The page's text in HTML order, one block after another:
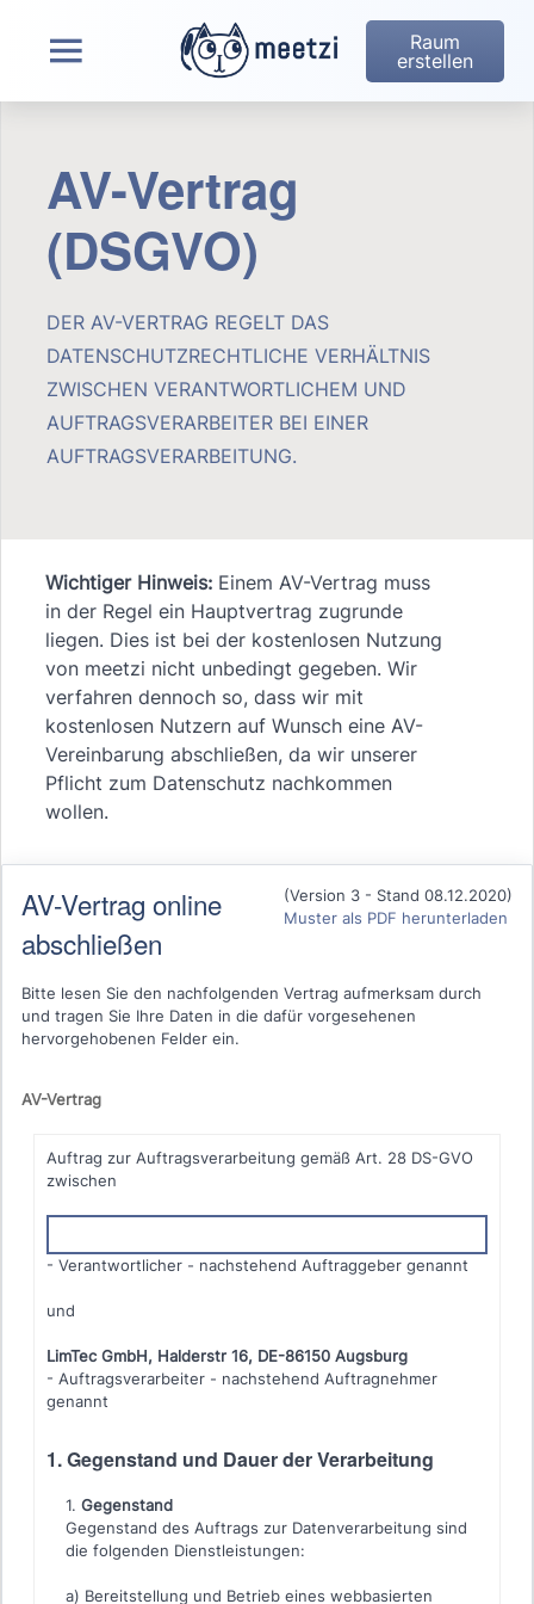
Raum
erstellen
AV-Vertrag
(DSGVO)
DER AV-VERTRAG REGELT DAS
DATENSCHUTZRECHTLICHE VERHÄLTNIS
ZWISCHEN VERANTWORTLICHEM UND
AUFTRAGSVERARBEITER BEI EINER
AUFTRAGSVERARBEITUNG.
Wichtiger Hinweis: Einem AV-Vertrag muss
in der Regel ein Hauptvertrag zugrunde
liegen. Dies ist bei der kostenlosen Nutzung
von meetzi nicht unbedingt gegeben. Wir
verfahren dennoch so, dass wir mit
kostenlosen Nutzern auf Wunsch eine AV-
Vereinbarung abschließen, da wir unserer
Pflicht zum Datenschutz nachkommen
wollen.
(Version 3 - Stand 08.12.2020)
Muster als PDF herunterladen
AV-Vertrag online
abschließen
Bitte lesen Sie den nachfolgenden Vertrag aufmerksam durch
und tragen Sie Ihre Daten in die dafür vorgesehenen
hervorgehobenen Felder ein.
AV-Vertrag
Auftrag zur Auftragsverarbeitung gemäß Art. 28 DS-GVO
zwischen
- Verantwortlicher - nachstehend Auftraggeber genannt
und
LimTec GmbH, Halderstr 16, DE-86150 Augsburg
- Auftragsverarbeiter - nachstehend Auftragnehmer
genannt
1. Gegenstand und Dauer der Verarbeitung
Gegenstand
Gegenstand des Auftrags zur Datenverarbeitung sind
die folgenden Dienstleistungen:
a) Bereitstellung und Betrieb eines webbasierten